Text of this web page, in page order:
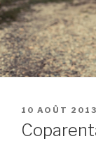
PUBLIÉ
LE
10 AOÛT 2013